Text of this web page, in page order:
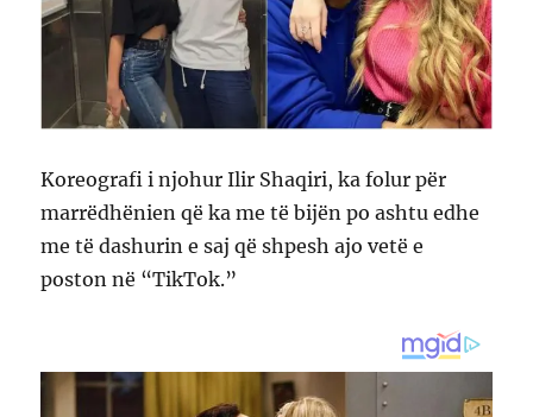
Koreografi i njohur Ilir Shaqiri, ka folur për
marrëdhënien që ka me të bijën po ashtu edhe
me të dashurin e saj që shpesh ajo vetë e
poston në “TikTok.”